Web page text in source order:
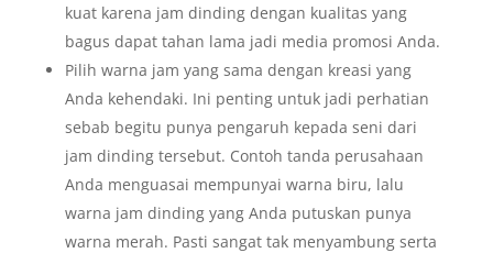
kuat karena jam dinding dengan kualitas yang
bagus dapat tahan lama jadi media promosi Anda.
Pilih warna jam yang sama dengan kreasi yang
Anda kehendaki. Ini penting untuk jadi perhatian
sebab begitu punya pengaruh kepada seni dari
jam dinding tersebut. Contoh tanda perusahaan
Anda menguasai mempunyai warna biru, lalu
warna jam dinding yang Anda putuskan punya
warna merah. Pasti sangat tak menyambung serta